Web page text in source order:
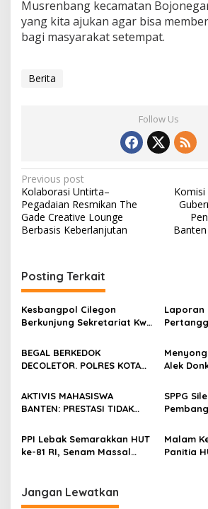
Musrenbang kecamatan
yang kita ajukan agar bisa
bagi masyarakat setempat.
Berita
Follow Us
Post
navigation
Previous post
Kolaborasi Untirta–
Pegadaian Resmikan The
Gade Creative Lounge
Berbasis Keberlanjutan
Komisi
Posting Terkait
Kesbangpol Cilegon
Berkunjung Sekretariat Kwri
Kemitraan yang kokoh
Laporan
Panitia
Resmi
BEGAL BERKEDOK
DECOLETOR. POLRES KOTA
TEGAS
Alek
seluruh
AKTIVIS MAHASISWA
BANTEN: PRESTASI TIDAK
KETIDAKADILAN
SPPG
PPI Lebak Semarakkan HUT
ke-81 RI, Senam Massal
Malam
Panitia
Jangan Lewatkan